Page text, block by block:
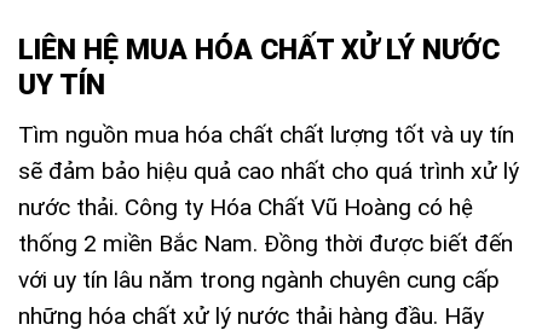
LIÊN HỆ MUA HÓA CHẤT XỬ LÝ NƯỚC
UY TÍN
Tìm nguồn mua hóa chất chất lượng tốt và uy tín
sẽ đảm bảo hiệu quả cao nhất cho quá trình xử lý
nước thải. Công ty Hóa Chất Vũ Hoàng có hệ
thống 2 miền Bắc Nam. Đồng thời được biết đến
với uy tín lâu năm trong ngành chuyên cung cấp
những hóa chất xử lý nước thải hàng đầu. Hãy